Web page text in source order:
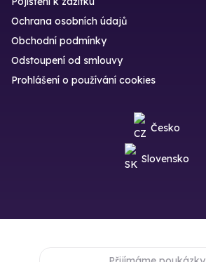
Ochrana osobních údajů
Obchodní podmínky
Odstoupení od smlouvy
Prohlášení o používání cookies
Česko
Slovensko